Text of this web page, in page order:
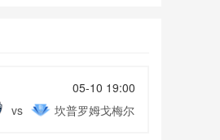
05-10 19:00
vs 坎普罗姆戈梅尔